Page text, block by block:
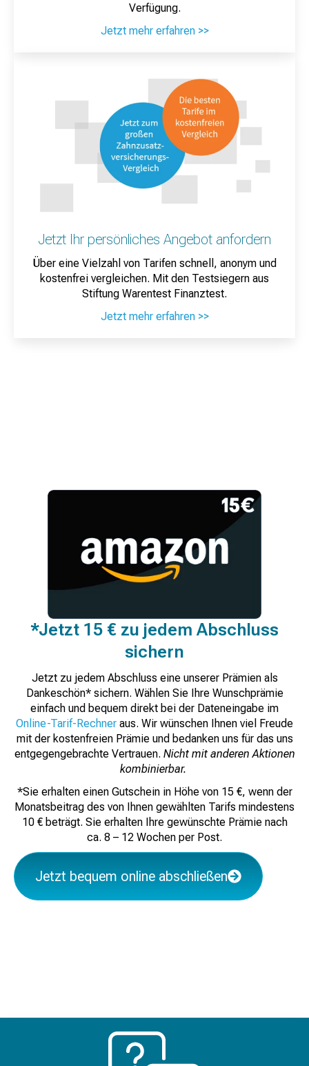
Verfügung.
Jetzt mehr erfahren >>
Jetzt Ihr persönliches Angebot anfordern
Über eine Vielzahl von Tarifen schnell, anonym und
kostenfrei vergleichen. Mit den Testsiegern aus
Stiftung Warentest Finanztest.
Jetzt mehr erfahren >>
*Jetzt 15 € zu jedem Abschluss
sichern
Jetzt zu jedem Abschluss eine unserer Prämien als
Dankeschön* sichern. Wählen Sie Ihre Wunschprämie
einfach und bequem direkt bei der Dateneingabe im
Online-Tarif-Rechner aus. Wir wünschen Ihnen viel Freude
mit der kostenfreien Prämie und bedanken uns für das uns
entgegengebrachte Vertrauen. Nicht mit anderen Aktionen
kombinierbar.
*Sie erhalten einen Gutschein in Höhe von 15 €, wenn der
Monatsbeitrag des von Ihnen gewählten Tarifs mindestens
10 € beträgt. Sie erhalten Ihre gewünschte Prämie nach
ca. 8 – 12 Wochen per Post.
Jetzt bequem online abschließen